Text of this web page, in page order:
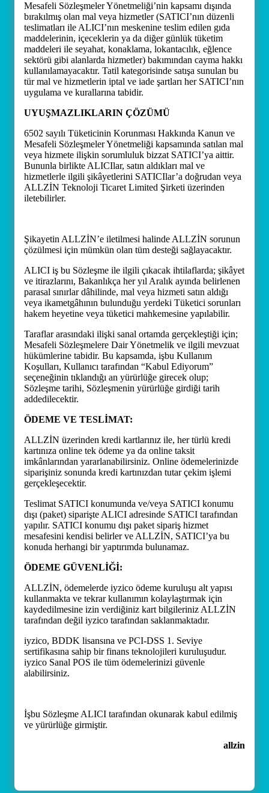
Mesafeli Sözleşmeler Yönetmeliği’nin kapsamı dışında
bırakılmış olan mal veya hizmetler (SATICI’nın düzenli
teslimatları ile ALICI’nın meskenine teslim edilen gıda
maddelerinin, içeceklerin ya da diğer günlük tüketim
maddeleri ile seyahat, konaklama, lokantacılık, eğlence
sektörü gibi alanlarda hizmetler) bakımından cayma hakkı
kullanılamayacaktır. Tatil kategorisinde satışa sunulan bu
tür mal ve hizmetlerin iptal ve iade şartları her SATICI’nın
uygulama ve kurallarına tabidir.
UYUŞMAZLIKLARIN ÇÖZÜMÜ
6502 sayılı Tüketicinin Korunması Hakkında Kanun ve
Mesafeli Sözleşmeler Yönetmeliği kapsamında satılan mal
veya hizmete ilişkin sorumluluk bizzat SATICI’ya aittir.
Bununla birlikte ALICIlar, satın aldıkları mal ve
hizmetlerle ilgili şikâyetlerini SATICIlar’a doğrudan veya
ALLZİN Teknoloji Ticaret Limited Şirketi üzerinden
iletebilirler.
Şikayetin ALLZİN’e iletilmesi halinde ALLZİN sorunun
çözülmesi için mümkün olan tüm desteği sağlayacaktır.
ALICI iş bu Sözleşme ile ilgili çıkacak ihtilaflarda; şikâyet
ve itirazlarını, Bakanlıkça her yıl Aralık ayında belirlenen
parasal sınırlar dâhilinde, mal veya hizmeti satın aldığı
veya ikametgâhının bulunduğu yerdeki Tüketici sorunları
hakem heyetine veya tüketici mahkemesine yapılabilir.
Taraflar arasındaki ilişki sanal ortamda gerçekleştiği için;
Mesafeli Sözleşmelere Dair Yönetmelik ve ilgili mevzuat
hükümlerine tabidir. Bu kapsamda, işbu Kullanım
Koşulları, Kullanıcı tarafından “Kabul Ediyorum”
seçeneğinin tıklandığı an yürürlüğe girecek olup;
Sözleşme tarihi, Sözleşmenin yürürlüğe girdiği tarih
addedilecektir.
ÖDEME VE TESLİMAT:
ALLZİN üzerinden kredi kartlarınız ile, her türlü kredi
kartınıza online tek ödeme ya da online taksit
imkânlarından yararlanabilirsiniz. Online ödemelerinizde
siparişiniz sonunda kredi kartınızdan tutar çekim işlemi
gerçekleşecektir.
Teslimat SATICI konumunda ve/veya SATICI konumu
dışı (paket) siparişte ALICI adresinde SATICI tarafından
yapılır. SATICI konumu dışı paket sipariş hizmet
mesafesini kendisi belirler ve ALLZİN, SATICI’ya bu
konuda herhangi bir yaptırımda bulunamaz.
ÖDEME GÜVENLİĞİ:
ALLZİN, ödemelerde iyzico ödeme kuruluşu alt yapısı
kullanmakta ve tekrar kullanımın kolaylaştırmak için
kaydedilmesine izin verdiğiniz kart bilgileriniz ALLZİN
tarafından değil iyzico tarafından saklanmaktadır.
iyzico, BDDK lisansına ve PCI-DSS 1. Seviye
sertifikasına sahip bir finans teknolojileri kuruluşudur.
iyzico Sanal POS ile tüm ödemelerinizi güvenle
alabilirsiniz.
İşbu Sözleşme ALICI tarafından okunarak kabul edilmiş
ve yürürlüğe girmiştir.
allzin